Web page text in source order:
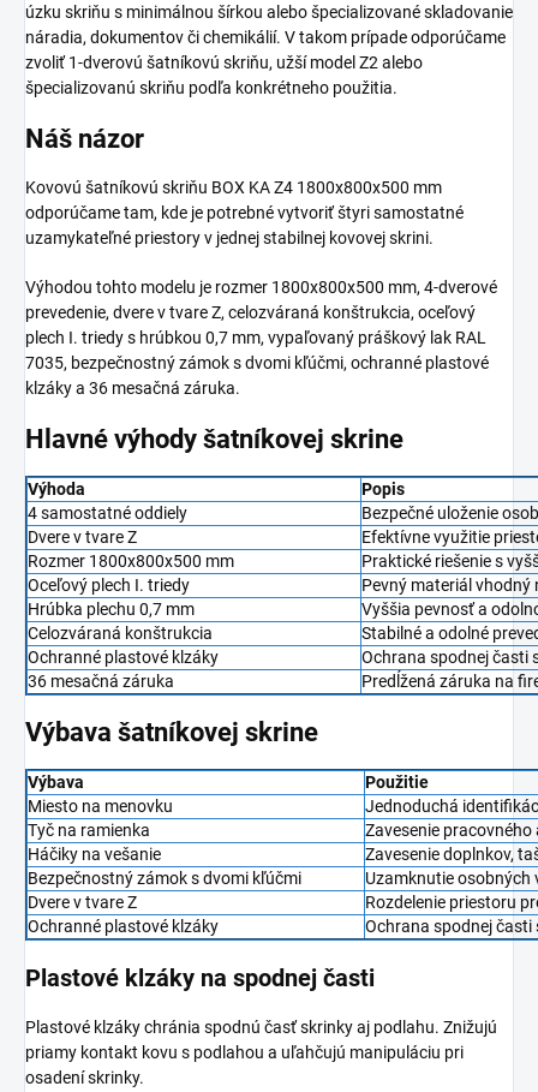
úzku skriňu s minimálnou šírkou alebo špecializované skladovanie
náradia, dokumentov či chemikálií. V takom prípade odporúčame
zvoliť 1-dverovú šatníkovú skriňu, užší model Z2 alebo
špecializovanú skriňu podľa konkrétneho použitia.
Náš názor
Kovovú šatníkovú skriňu BOX KA Z4 1800x800x500 mm
odporúčame tam, kde je potrebné vytvoriť štyri samostatné
uzamykateľné priestory v jednej stabilnej kovovej skrini.
Výhodou tohto modelu je rozmer 1800x800x500 mm, 4-dverové
prevedenie, dvere v tvare Z, celozváraná konštrukcia, oceľový
plech I. triedy s hrúbkou 0,7 mm, vypaľovaný práškový lak RAL
7035, bezpečnostný zámok s dvomi kľúčmi, ochranné plastové
klzáky a 36 mesačná záruka.
Hlavné výhody šatníkovej skrine
Výhoda
Popis
4 samostatné oddiely
Bezpečné uloženie
Dvere v tvare Z
Efektívne využitie
Rozmer 1800x800x500 mm
Praktické riešenie s
Oceľový plech I. triedy
Pevný materiál vhodný
Hrúbka plechu 0,7 mm
Vyššia pevnosť a
Celozváraná konštrukcia
Stabilné a odolné
Ochranné plastové klzáky
Ochrana spodnej časti
36 mesačná záruka
Predĺžená záruka na
Výbava šatníkovej skrine
Výbava
Použitie
Miesto na menovku
Jednoduchá
Tyč na ramienka
Zavesenie
Háčiky na vešanie
Zavesenie doplnkov,
Bezpečnostný zámok s dvomi kľúčmi
Uzamknutie osobných
Dvere v tvare Z
Rozdelenie priestoru
Ochranné plastové klzáky
Ochrana spodnej časti
Plastové klzáky na spodnej časti
Plastové klzáky chránia spodnú časť skrinky aj podlahu. Znižujú
priamy kontakt kovu s podlahou a uľahčujú manipuláciu pri
osadení skrinky.